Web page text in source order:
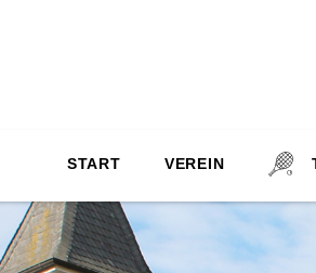
START VEREIN